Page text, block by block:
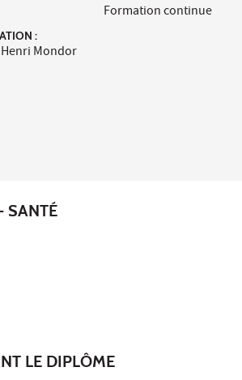
:
Mondor
Formation continue
SANTÉ
LE DIPLÔME